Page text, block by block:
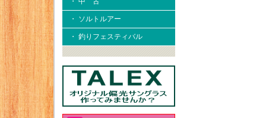
・ ソルトルアー
・ 釣りフェスティバル